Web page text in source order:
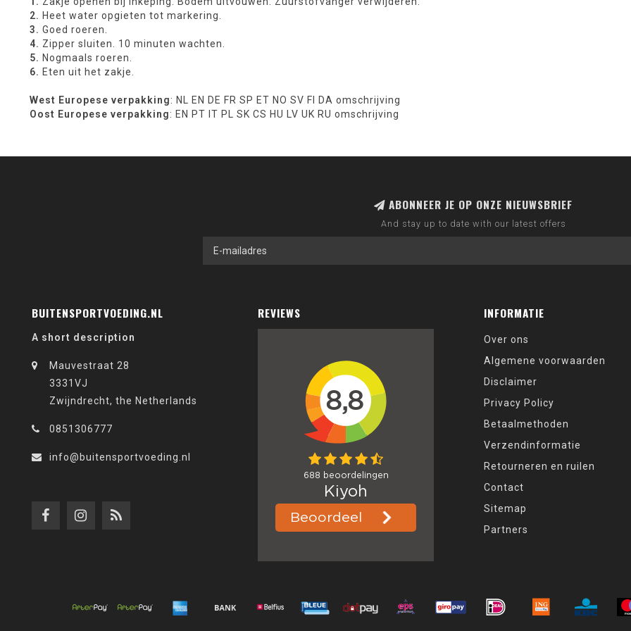
2. Heet water opgieten tot markering.
3. Goed roeren.
4. Zipper sluiten. 10 minuten wachten.
5. Nogmaals roeren.
6. Eten uit het zakje.
West Europese verpakking: NL EN DE FR SP ET NO SV FI DA omschrijving
Oost Europese verpakking: EN PT IT PL SK CS HU LV UK RU omschrijving
ABONNEER JE OP ONZE NIEUWSBRIEF
And stay up to date with our latest offers
BUITENSPORTVOEDING.NL
A short description
Mauvestraat 28
3331VJ
Zwijndrecht, the Netherlands
0851306777
info@buitensportvoeding.nl
REVIEWS INFORMATIE
Over ons
Algemene voorwaarden
Disclaimer
Privacy Policy
Betaalmethoden
Verzendinformatie
Retourneren en ruilen
Contact
Sitemap
Partners